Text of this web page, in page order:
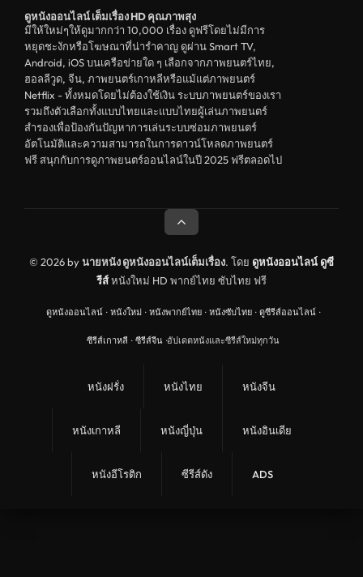
ดูหนังออนไลน์ เต็มเรื่อง HD คุณภาพสุง
มีให้ใหม่ๆให้ดูมากกว่า 10,000 เรื่อง ดูฟรีโดยไม่มีการ
หยุดชะงักหรือโฆษณาที่น่ารำคาญ ดูผ่าน Smart TV,
Android, iOS บนเครือข่ายใด ๆ เลือกจากภาพยนตร์ไทย,
ฮอลลีวูด, จีน, ภาพยนตร์เกาหลีหรือแม้แต่ภาพยนตร์
Netflix - ทั้งหมดโดยไม่ต้องใช้เงิน ระบบภาพยนตร์ของเรา
รวมถึงตัวเลือกทั้งแบบไทยและแบบไทยผู้เล่นภาพยนตร์
สำรองเพื่อป้องกันปัญหาการเล่นระบบซ่อมภาพยนตร์
อัตโนมัติและความสามารถในการดาวน์โหลดภาพยนตร์
ฟรี สนุกกับการดูภาพยนตร์ออนไลน์ในปี 2025 ฟรีตลอดไป
© 2026 byนายหนัง ดูหนังออนไลน์เต็มเรื่อง. โดย ดูหนังออนไลน์ ดูซี
รีส์หนังใหม่ HD พากย์ไทย ซับไทย ฟรี
ดูหนังออนไลน์ · หนังใหม่ · หนังพากย์ไทย · หนังซับไทย · ดูซีรีส์ออนไลน์ ·
ซีรีส์เกาหลี · ซีรีส์จีน ·อัปเดตหนังและซีรีส์ใหม่ทุกวัน
หนังฝรั่ง หนังไทย หนังจีน
หนังเกาหลี หนังญี่ปุ่น หนังอินเดีย
หนังอีโรติก ซีรีส์ดัง ADS